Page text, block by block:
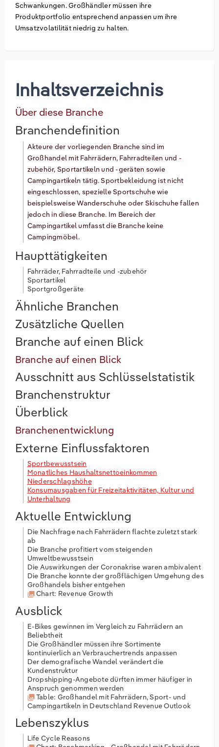
Schwankungen. Großhändler müssen ihre
Produktportfolio entsprechend anpassen um ihre
Umsatzvolatilität niedrig zu halten.
Inhaltsverzeichnis
Über diese Branche
Branchendefinition
Akteure der vorliegenden Branche sind im
Großhandel mit Fahrrädern, Fahrradteilen und -
zubehör, Sportartikeln und -geräten sowie
Campingartikeln tätig. Sportbekleidung ist nicht
eingeschlossen, spezielle Sportschuhe wie
beispielsweise Wanderschuhe oder Skischuhe fallen
jedoch in diese Branche. Im Bereich der
Campingartikel umfasst die Branche keine
Campingmöbel.
Haupttätigkeiten
Fahrräder, Fahrradteile und -zubehör
Sportartikel
Sportgroßgeräte
Ähnliche Branchen
Zusätzliche Quellen
Branche auf einen Blick
Branche auf einen Blick
Ausschnitt aus Schlüsselstatistik
Branchenstruktur
Überblick
Branchenentwicklung
Externe Einflussfaktoren
Sportbewusstsein
Monatliches Haushaltsnettoeinkommen
Niederschlagshöhe
Konsumausgaben für Freizeitaktivitäten, Kultur und
Unterhaltung
Aktuelle Entwicklung
Die Nachfrage nach Fahrrädern flachte zuletzt stark
ab
Die Branche profitiert vom steigenden
Umweltbewusstsein
Die Auswirkungen der Coronakrise waren ambivalent
Die Branche konnte der großflächigen Umgehung des
Großhandels bisher entgehen
Chart: Revenue Growth
Ausblick
E-Bikes gewinnen im Vergleich zu Fahrrädern an
Beliebtheit
Die Großhändler müssen ihre Sortimente
kontinuierlich an Verbrauchertrends anpassen
Der demografische Wandel verändert die
Kundenstruktur
Dropshipping-Angebote dürften immer häufiger in
Anspruch genommen werden
Table: Großhandel mit Fahrrädern, Sport- und
Campingartikeln in Deutschland Revenue Outlook
Lebenszyklus
Life Cycle Reasons